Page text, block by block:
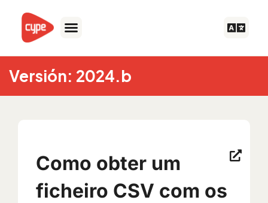
conteúdo
Versión: 2024.b
Como obter um
ficheiro CSV com os